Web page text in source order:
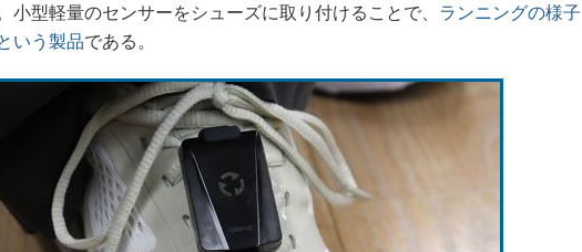
小型軽量のセンサーをシューズに取り付けることで、 ランニングの様子
いう製品である。